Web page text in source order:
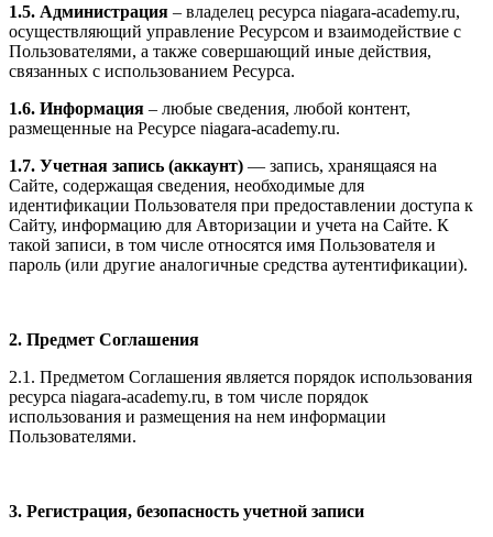
1.5. Администрация – владелец ресурса niagara-academy.ru,
осуществляющий управление Ресурсом и взаимодействие с
Пользователями, а также совершающий иные действия,
связанных с использованием Ресурса.
1.6. Информация – любые сведения, любой контент,
размещенные на Ресурсе niagara-academy.ru.
1.7. Учетная запись (аккаунт) — запись, хранящаяся на
Сайте, содержащая сведения, необходимые для
идентификации Пользователя при предоставлении доступа к
Сайту, информацию для Авторизации и учета на Сайте. К
такой записи, в том числе относятся имя Пользователя и
пароль (или другие аналогичные средства аутентификации).
2. Предмет Соглашения
2.1. Предметом Соглашения является порядок использования
ресурса niagara-academy.ru, в том числе порядок
использования и размещения на нем информации
Пользователями.
3. Регистрация, безопасность учетной записи